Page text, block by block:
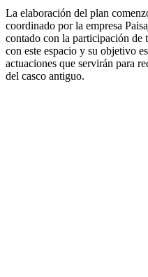
La elaboración del plan
coordinado por la empresa
contado con la participación de
con este espacio y su objetivo
actuaciones que servirán para
del casco antiguo.